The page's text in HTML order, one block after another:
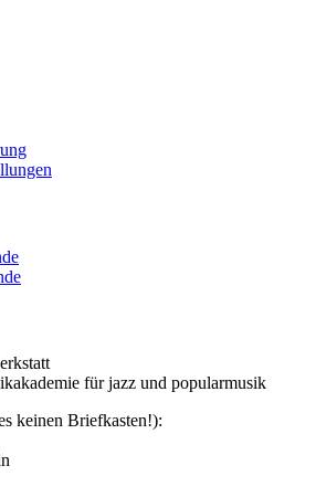
für jazz und popularmusik
keinen Briefkasten!):